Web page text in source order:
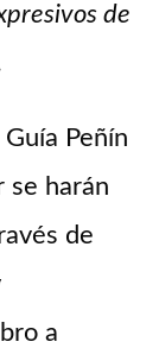
de
Peñín
se harán
de
a